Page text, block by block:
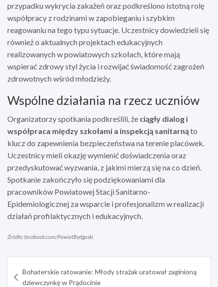
przypadku wykrycia zakażeń oraz podkreślono istotną rolę
współpracy z rodzinami w zapobieganiu i szybkim
reagowaniu na tego typu sytuacje. Uczestnicy dowiedzieli się
również o aktualnych projektach edukacyjnych
realizowanych w powiatowych szkołach, które mają
wspierać zdrowy styl życia i rozwijać świadomość zagrożeń
zdrowotnych wśród młodzieży.
Wspólne działania na rzecz uczniów
Organizatorzy spotkania podkreślili, że ciągły dialog i
współpraca między szkołami a inspekcją sanitarnąto
klucz do zapewnienia bezpieczeństwa na terenie placówek.
Uczestnicy mieli okazję wymienić doświadczenia oraz
przedyskutować wyzwania, z jakimi mierzą się na co dzień.
Spotkanie zakończyło się podziękowaniami dla
pracowników Powiatowej Stacji Sanitarno-
Epidemiologicznej za wsparcie i profesjonalizm w realizacji
działań profilaktycznych i edukacyjnych.
Źródło: facebook.com/PowiatBydgoski
wpisu
Bohaterskie ratowanie: Młody strażak uratował zaginioną
dziewczynkę w Prądocinie